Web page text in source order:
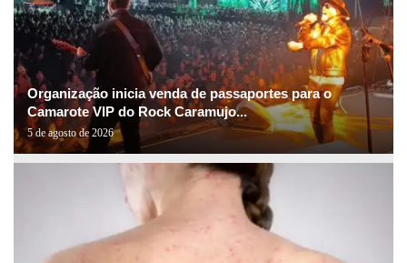
Organização inicia venda de passaportes para o
Camarote VIP do Rock Caramujo...
5 de agosto de 2026